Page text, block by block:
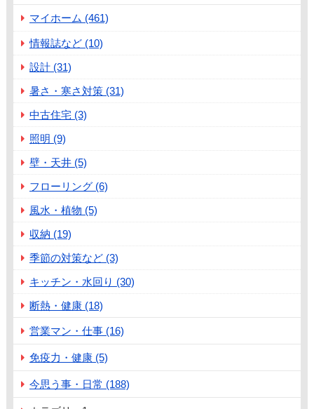
マイホーム (461)
情報誌など (10)
設計 (31)
暑さ・寒さ対策 (31)
中古住宅 (3)
照明 (9)
壁・天井 (5)
フローリング (6)
風水・植物 (5)
収納 (19)
季節の対策など (3)
キッチン・水回り (30)
断熱・健康 (18)
営業マン・仕事 (16)
免疫力・健康 (5)
今思う事・日常 (188)